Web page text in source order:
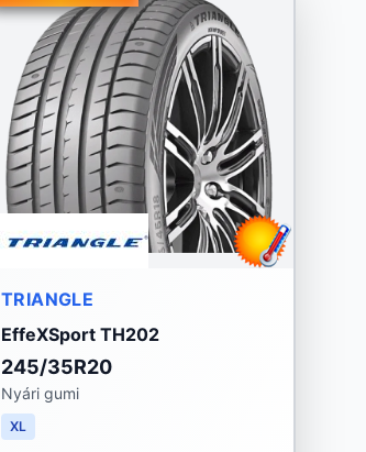
TRIANGLE
EffeXSport TH202
245/35R20
Nyári gumi
XL